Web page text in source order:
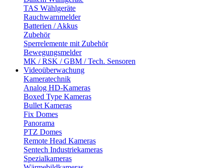
TAS Wählgeräte
Rauchwarnmelder
Batterien / Akkus
Zubehör
Sperrelemente mit Zubehör
Bewegungsmelder
MK / RSK / GBM / Tech. Sensoren
Videoüberwachung
Kameratechnik
Analog HD-Kameras
Boxed Type Kameras
Bullet Kameras
Fix Domes
Panorama
PTZ Domes
Remote Head Kameras
Sentech Industriekameras
Spezialkameras